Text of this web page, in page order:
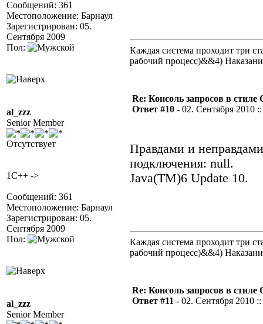
Сообщений: 361
Местоположение: Барнаул
Зарегистрирован: 05.
Сентября 2009
Пол:
Каждая система проходит три
рабочий процесс)&&4)
al_zzz
Senior Member
Отсутствует
1C++ ->
Сообщений: 361
Местоположение: Барнаул
Зарегистрирован: 05.
Сентября 2009
Пол:
Re: Консоль запросов в стиле
Ответ #10 - 02. Сентября 2010
Правдами и
подключения: null.
Java(TM)6 Update 10.
Каждая система проходит три
рабочий процесс)&&4)
al_zzz
Senior Member
Re: Консоль запросов в стиле
Ответ #11 - 02. Сентября 2010